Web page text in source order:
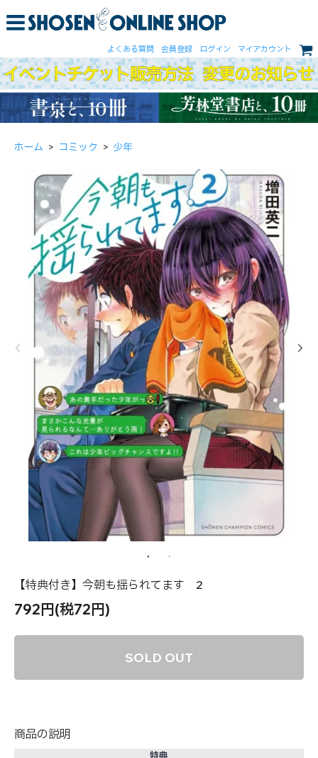
よくある質問 会員登録 ログイン マイアカウント
ホーム > コミック > 少年
【特典付き】今朝も揺られてます 2
792円(税72円)
SOLD OUT
商品の説明
特典